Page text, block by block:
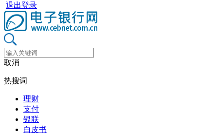
退出登录
取消
热搜词
理财
支付
银联
白皮书